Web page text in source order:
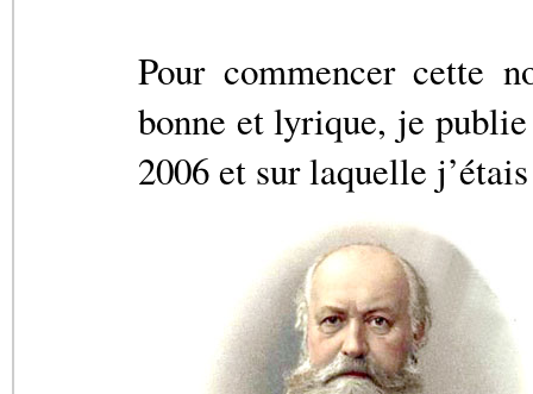
Pour commencer cette
bonne et lyrique, je
2006 et sur laquelle